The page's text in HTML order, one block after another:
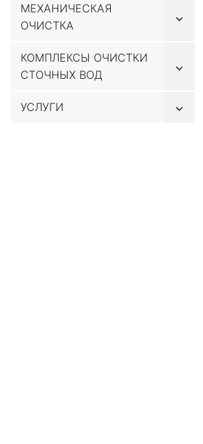
МЕХАНИЧЕСКАЯ
ОЧИСТКА
КОМПЛЕКСЫ ОЧИСТКИ
СТОЧНЫХ ВОД
УСЛУГИ